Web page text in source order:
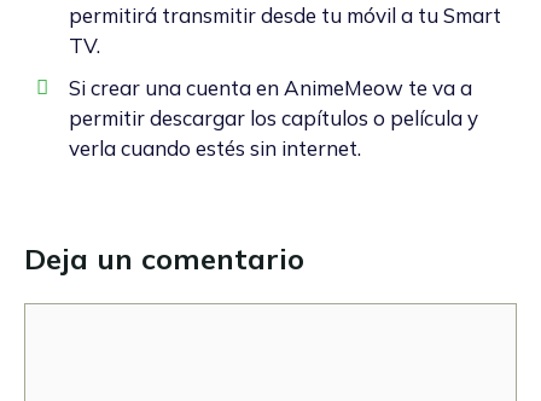
permitirá transmitir desde tu móvil a tu Smart
TV.
Si crear una cuenta en AnimeMeow te va a
permitir descargar los capítulos o película y
verla cuando estés sin internet.
Deja un comentario